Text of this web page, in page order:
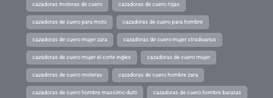
cazadoras moteras de cuero cazadoras de cuero rojas
cazadoras de cuero para moto cazadoras de cuero para hombre
cazadoras de cuero mujer zara cazadoras de cuero mujer stradivarius
cazadoras de cuero mujer el corte ingles cazadoras de cuero mujer
cazadoras de cuero moteras cazadoras de cuero hombre zara
cazadoras de cuero hombre massimo dutti cazadoras de cuero hombre baratas